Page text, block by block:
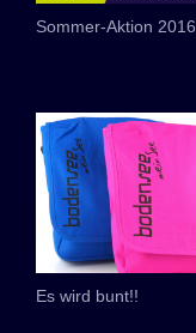
Sommer-Aktion 2016
Es wird bunt!!